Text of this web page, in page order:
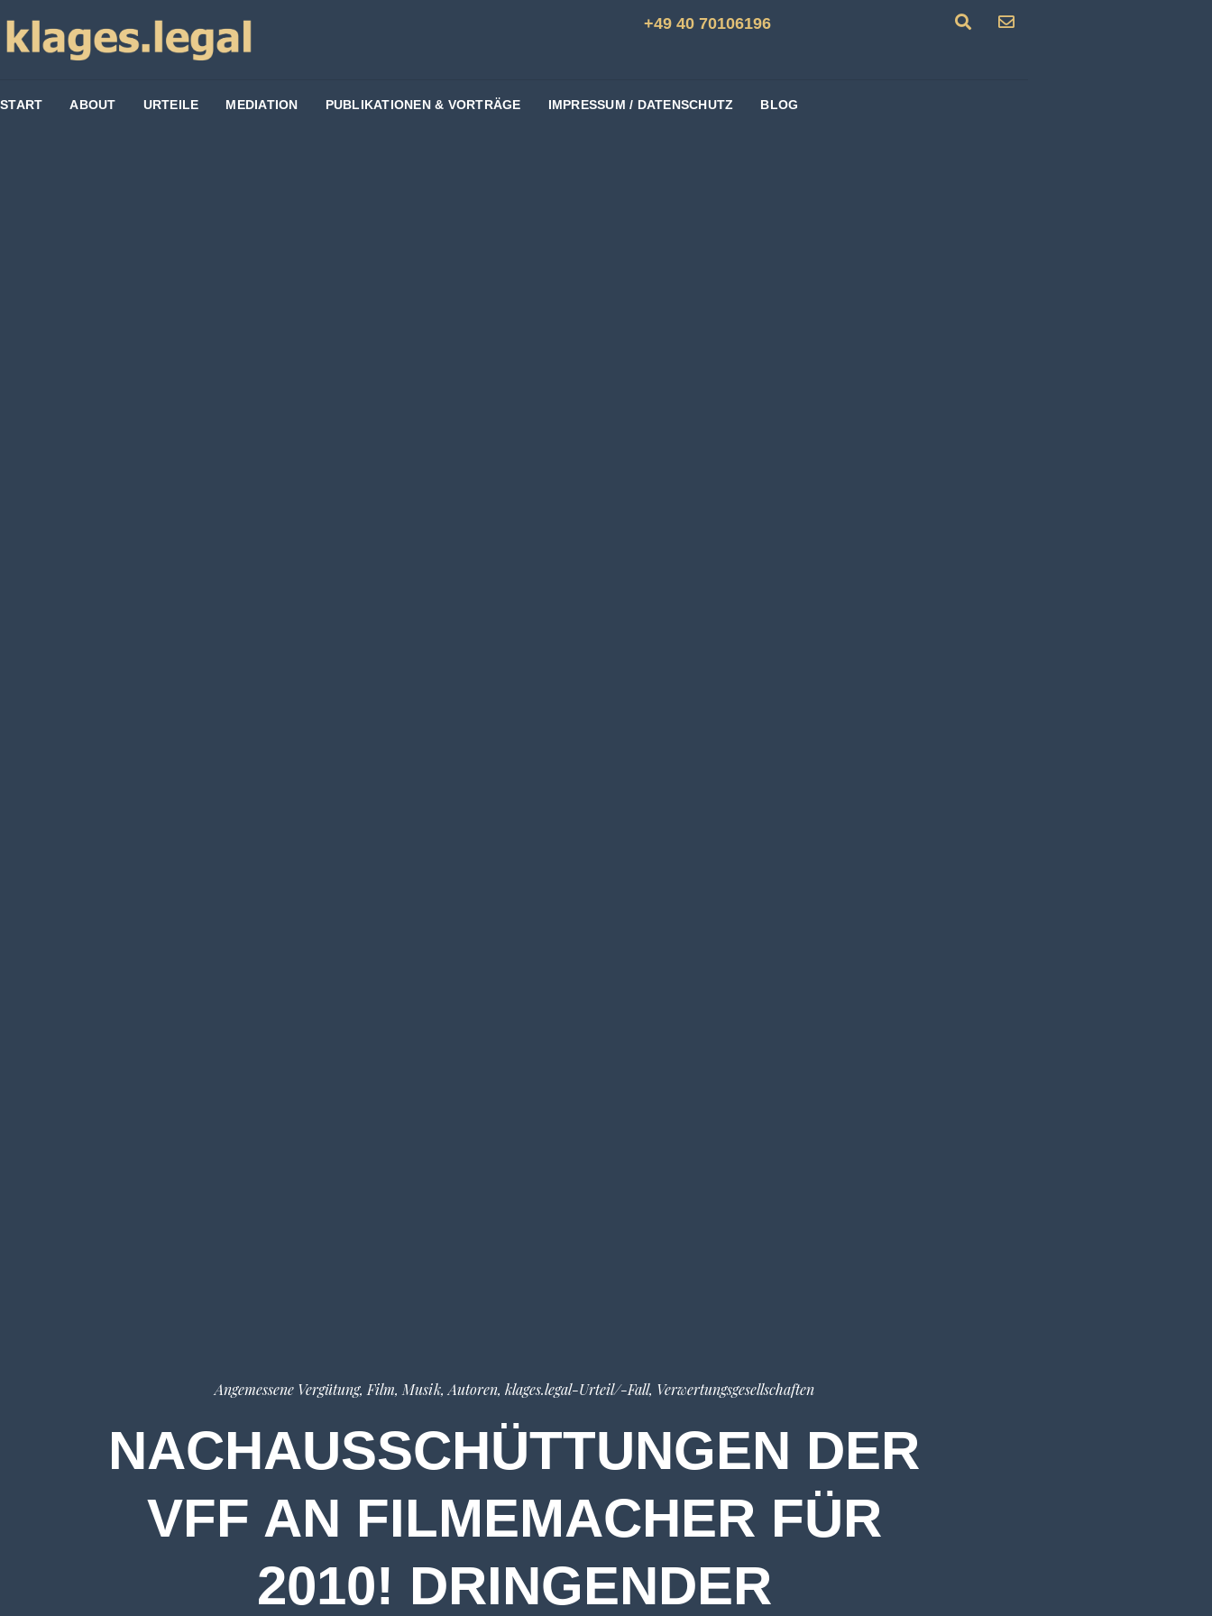
+49 40 70106196
START ABOUT URTEILE MEDIATION PUBLIKATIONEN & VORTRÄGE IMPRESSUM / DATENSCHUTZ BLOG
Angemessene Vergütung,Film, Musik, Autoren, klages.legal-Urteil/-Fall, Verwertungsgesellschaften
NACHAUSSCHÜTTUNGEN DER
VFF AN FILMEMACHER FÜR
2010! DRINGENDER